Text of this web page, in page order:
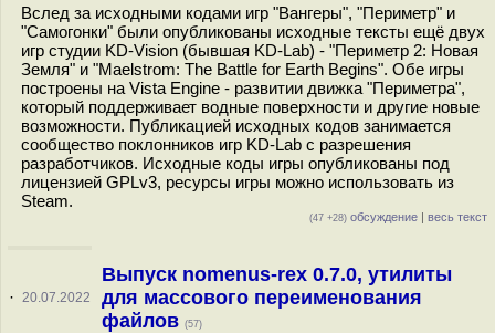
Вслед за исходными кодами игр "Вангеры", "Периметр" и
"Самогонки" были опубликованы исходные тексты ещё двух
игр студии KD-Vision (бывшая KD-Lab) - "Периметр 2: Новая
Земля" и "Maelstrom: The Battle for Earth Begins". Обе игры
построены на Vista Engine - развитии движка "Периметра",
который поддерживает водные поверхности и другие новые
возможности. Публикацией исходных кодов занимается
сообщество поклонников игр KD-Lab с разрешения
разработчиков. Исходные коды игры опубликованы под
лицензией GPLv3, ресурсы игры можно использовать из
Steam.
(47 +28) обсуждение | весь текст
· 20.07.2022
Выпуск nomenus-rex 0.7.0, утилиты
для массового переименования
файлов (57)